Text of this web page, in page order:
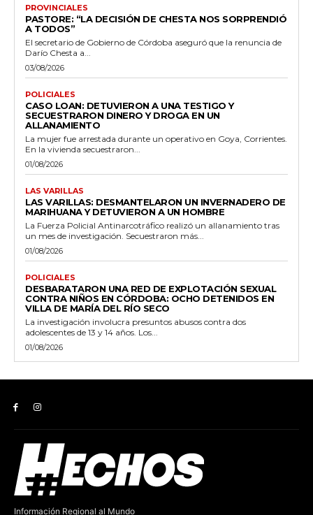
PROVINCIALES
PASTORE: “LA DECISIÓN DE CHESTA NOS SORPRENDIÓ
A TODOS”
El secretario de Gobierno de Córdoba aseguró que la renuncia de
Darío Chesta a...
03/08/2026
POLICIALES
CASO LOAN: DETUVIERON A UNA TESTIGO Y
SECUESTRARON DINERO Y DROGA EN UN
ALLANAMIENTO
La mujer fue arrestada durante un operativo en Goya, Corrientes.
En la vivienda secuestraron...
01/08/2026
LAS VARILLAS
LAS VARILLAS: DESMANTELARON UN INVERNADERO DE
MARIHUANA Y DETUVIERON A UN HOMBRE
La Fuerza Policial Antinarcotráfico realizó un allanamiento tras
un mes de investigación. Secuestraron más...
01/08/2026
POLICIALES
DESBARATARON UNA RED DE EXPLOTACIÓN SEXUAL
CONTRA NIÑOS EN CÓRDOBA: OCHO DETENIDOS EN
VILLA DE MARÍA DEL RÍO SECO
La investigación involucra presuntos abusos contra dos
adolescentes de 13 y 14 años. Los...
01/08/2026
Información Regional al Mundo